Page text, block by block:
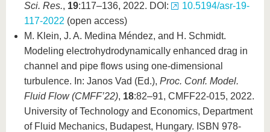
Sci. Res., 19:117–136, 2022. DOI:
10.5194/asr-19-
117-2022 (open access)
M. Klein, J. A. Medina Méndez, and H. Schmidt.
Modeling electrohydrodynamically enhanced drag in
channel and pipe flows using one-dimensional
turbulence. In: Janos Vad (Ed.), Proc. Conf. Model.
Fluid Flow (CMFF’22), 18:82–91, CMFF22-015, 2022.
University of Technology and Economics, Department
of Fluid Mechanics, Budapest, Hungary. ISBN 978-